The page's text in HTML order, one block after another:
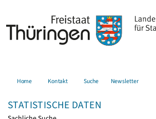
Home Kontakt Suche Newsletter
STATISTISCHE DATEN